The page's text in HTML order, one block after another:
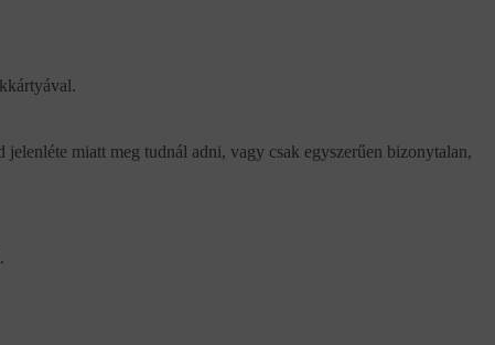
miatt meg tudnál adni, vagy csak egyszerűen bizonytalan,